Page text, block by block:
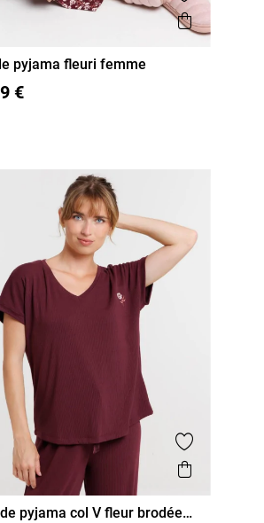
Ajouter
Aperçu
M
pyjama fleuri femme
€
Ajouter
Aperçu
pyjama col V fleur brodée